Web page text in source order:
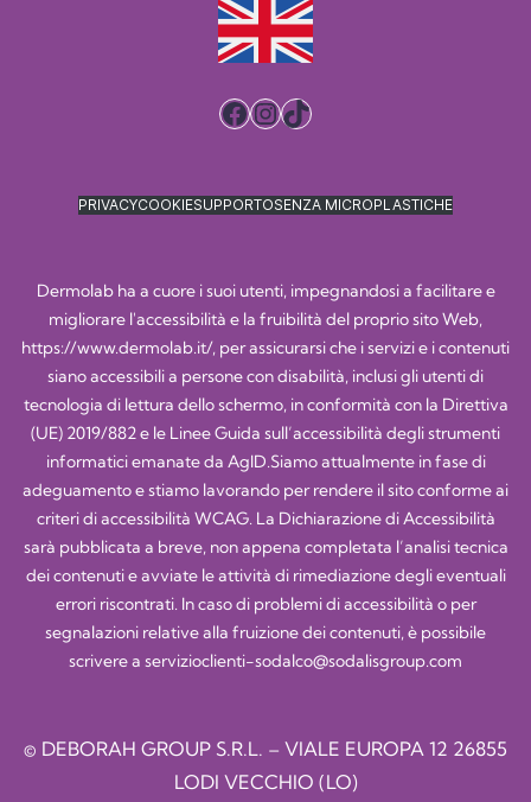
Facebook
Instagram
TikTok
PRIVACYCOOKIESUPPORTOSENZA MICROPLASTICHE
Dermolab ha a cuore i suoi utenti, impegnandosi a facilitare e
migliorare l'accessibilità e la fruibilità del proprio sito Web,
https://www.dermolab.it/, per assicurarsi che i servizi e i contenuti
siano accessibili a persone con disabilità, inclusi gli utenti di
tecnologia di lettura dello schermo, in conformità con la Direttiva
(UE) 2019/882 e le Linee Guida sull’accessibilità degli strumenti
informatici emanate da AgID.Siamo attualmente in fase di
adeguamento e stiamo lavorando per rendere il sito conforme ai
criteri di accessibilità WCAG. La Dichiarazione di Accessibilità
sarà pubblicata a breve, non appena completata l’analisi tecnica
dei contenuti e avviate le attività di rimediazione degli eventuali
errori riscontrati. In caso di problemi di accessibilità o per
segnalazioni relative alla fruizione dei contenuti, è possibile
scrivere a servizioclienti-sodalco@sodalisgroup.com
© DEBORAH GROUP S.R.L. – VIALE EUROPA 12 26855
LODI VECCHIO (LO)